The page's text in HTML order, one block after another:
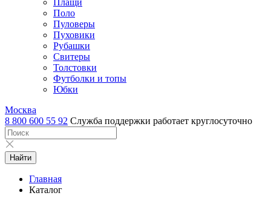
Поло
Пуловеры
Пуховики
Рубашки
Свитеры
Толстовки
Футболки и топы
Юбки
Москва
8 800 600 55 92 Служба поддержки работает круглосуточно
Найти
Главная
Каталог